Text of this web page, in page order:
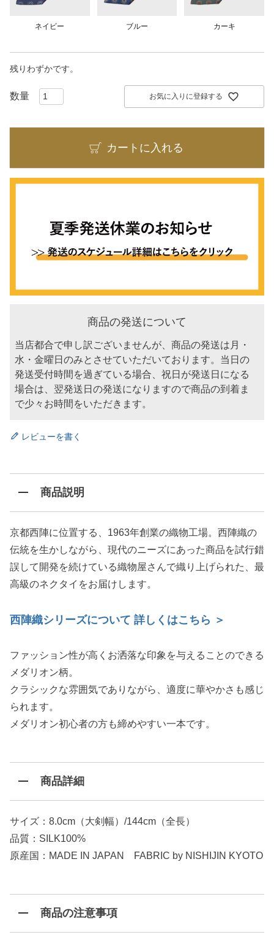
ネイビー ブルー カーキ
残りわずかです。
お気に入りに登録する
カートに入れる
商品の発送について
当店都合で申し訳ございませんが、商品の発送は月・
水・金曜日のみとさせていただいております。当日の
発送受付時間を過ぎている場合、祝日が発送日になる
場合は、翌発送日の発送になりますので商品の到着ま
で少々お時間をいただきます。
レビューを書く
商品説明
京都西陣に位置する、1963年創業の織物工場。西陣織の
伝統を生かしながら、現代のニーズにあった商品を試行錯
誤して開発を続けている織物屋さんで織り上げられた、最
高級のネクタイをお届けします。
西陣織シリーズについて 詳しくはこちら ＞
ファッション性が高くお洒落な印象を与えることのできる
メダリオン柄。
クラシックな雰囲気でありながら、適度に華やかさも感じ
られます。
メダリオン初心者の方も締めやすい一本です。
商品詳細
サイズ：8.0cm（大剣幅）/144cm（全長）
品質：SILK100%
原産国：MADE IN JAPAN FABRIC by NISHIJIN KYOTO
商品の注意事項